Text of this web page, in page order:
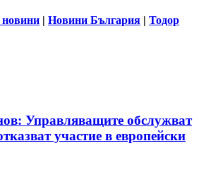
| Новини България | Тодор
Управляващите обслужват
участие в европейски